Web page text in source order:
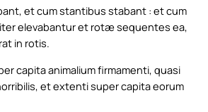
et cum stantibus stabant : et cum
elevabantur et rotæ sequentes ea,
in rotis.
capita animalium firmamenti, quasi
et extenti super capita eorum